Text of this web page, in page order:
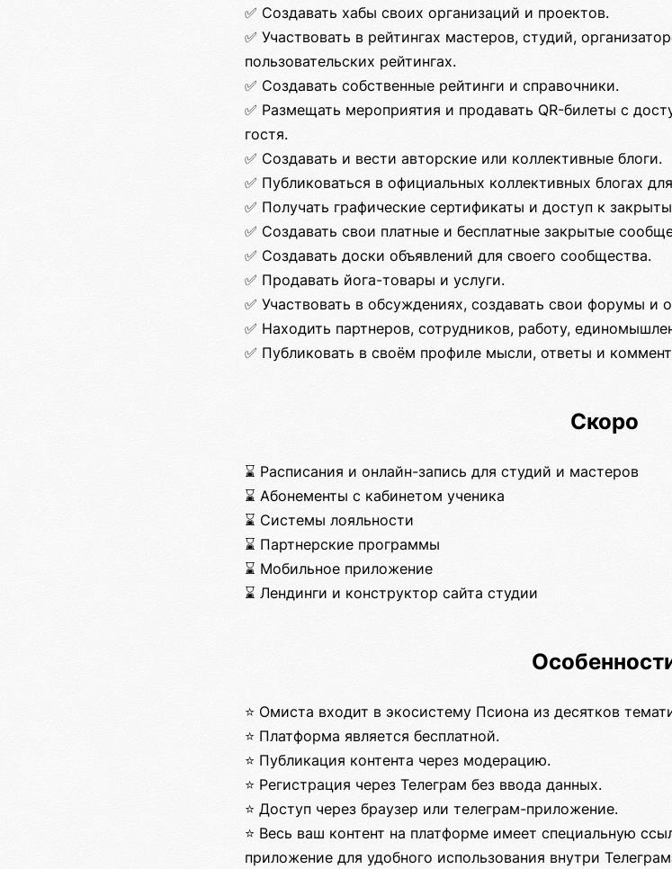
✅ Создавать хабы своих организаций и проектов.
✅ Участвовать в рейтингах мастеров, студий,
пользовательских рейтингах.
✅ Создавать собственные рейтинги и справочники.
✅ Размещать мероприятия и продавать QR-билеты с
гостя.
✅ Создавать и вести авторские или коллективные блоги.
✅ Публиковаться в официальных коллективных блогах
✅ Получать графические сертификаты и доступ к
✅ Создавать свои платные и бесплатные закрытые
✅ Создавать доски объявлений для своего сообщества.
✅ Продавать йога-товары и услуги.
✅ Участвовать в обсуждениях, создавать свои форумы и
✅ Находить партнеров, сотрудников, работу,
✅ Публиковать в своём профиле мысли, ответы и
Скоро
⌛ Расписания и онлайн-запись для студий и мастеров
⌛ Абонементы с кабинетом ученика
⌛ Системы лояльности
⌛ Партнерские программы
⌛ Мобильное приложение
⌛ Лендинги и конструктор сайта студии
⭐ Омиста входит в экосистему Псиона из десятков
⭐ Платформа является бесплатной.
⭐ Публикация контента через модерацию.
⭐ Регистрация через Телеграм без ввода данных.
⭐ Доступ через браузер или телеграм-приложение.
⭐ Весь ваш контент на платформе имеет специальную
приложение для удобного использования внутри